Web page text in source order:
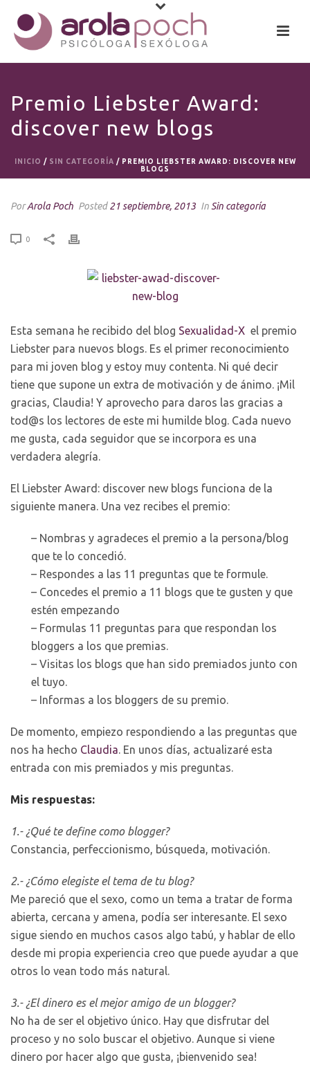
Premio Liebster Award:
discover new blogs
INICIO / SIN CATEGORÍA / PREMIO LIEBSTER AWARD: DISCOVER NEW
BLOGS
PorArola Poch Posted21 septiembre, 2013 In Sin categoría
0
Esta semana he recibido del blog Sexualidad-X el premio
Liebster para nuevos blogs. Es el primer reconocimiento
para mi joven blog y estoy muy contenta. Ni qué decir
tiene que supone un extra de motivación y de ánimo. ¡Mil
gracias, Claudia! Y aprovecho para daros las gracias a
tod@s los lectores de este mi humilde blog. Cada nuevo
me gusta, cada seguidor que se incorpora es una
verdadera alegría.
El Liebster Award: discover new blogs funciona de la
siguiente manera. Una vez recibes el premio:
– Nombras y agradeces el premio a la persona/blog
que te lo concedió.
– Respondes a las 11 preguntas que te formule.
– Concedes el premio a 11 blogs que te gusten y que
estén empezando
– Formulas 11 preguntas para que respondan los
bloggers a los que premias.
– Visitas los blogs que han sido premiados junto con
el tuyo.
– Informas a los bloggers de su premio.
De momento, empiezo respondiendo a las preguntas que
nos ha hecho Claudia. En unos días, actualizaré esta
entrada con mis premiados y mis preguntas.
Mis respuestas:
1.- ¿Qué te define como blogger?
Constancia, perfeccionismo, búsqueda, motivación.
2.- ¿Cómo elegiste el tema de tu blog?
Me pareció que el sexo, como un tema a tratar de forma
abierta, cercana y amena, podía ser interesante. El sexo
sigue siendo en muchos casos algo tabú, y hablar de ello
desde mi propia experiencia creo que puede ayudar a que
otros lo vean todo más natural.
3.- ¿El dinero es el mejor amigo de un blogger?
No ha de ser el objetivo único. Hay que disfrutar del
proceso y no solo buscar el objetivo. Aunque si viene
dinero por hacer algo que gusta, ¡bienvenido sea!